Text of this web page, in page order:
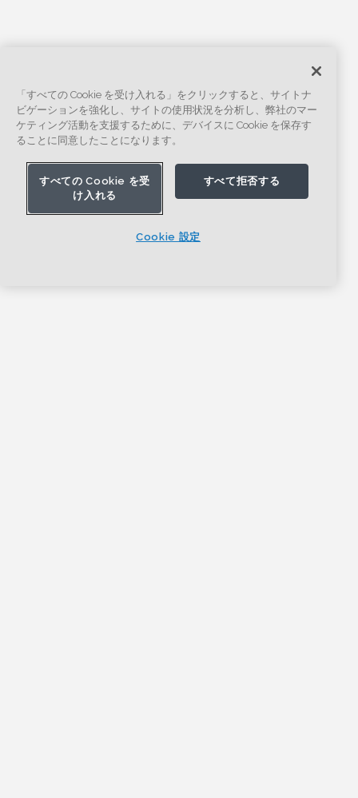
「すべての Cookie を受け入れる」をクリックすると、サイトナ
ビゲーションを強化し、サイトの使用状況を分析し、弊社のマー
ケティング活動を支援するために、デバイスに Cookie を保存す
ることに同意したことになります。
すべての Cookie を受
け入れる
すべて拒否する
Cookie 設定